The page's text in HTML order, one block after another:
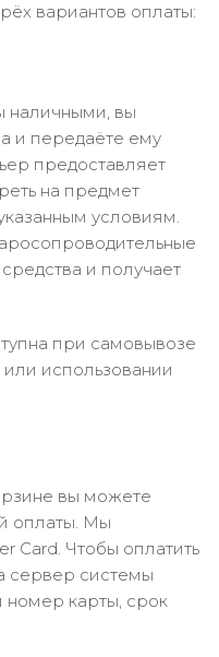
вариантов оплаты:
наличными, вы
и передаёте ему
предоставляет
на предмет
условиям.
и получает
при самовывозе
использовании
вы можете
оплаты. Мы
Card. Чтобы оплатить
сервер системы
номер карты, срок